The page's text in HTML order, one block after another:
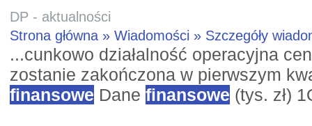
DP - aktualności
Strona główna » Wiadomości » Szczegóły
...cunkowo działalność operacyjna
zostanie zakończona w pierwszym
finansowe Dane finansowe (tys. zł)